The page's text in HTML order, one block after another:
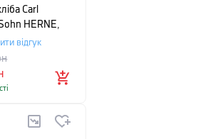
Carl
HERNE,
см, чорний
відгук